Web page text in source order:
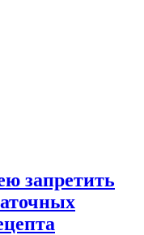
запретить